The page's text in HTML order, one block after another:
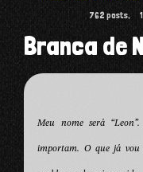
762 posts,
Branca de
Meu nome será
importam. O que já vou